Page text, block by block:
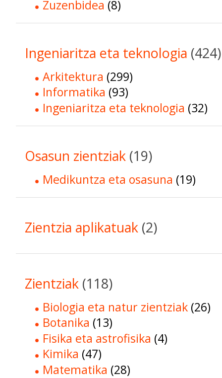
Zuzenbidea (8)
Ingeniaritza eta teknologia (424)
Arkitektura (299)
Informatika (93)
Ingeniaritza eta teknologia (32)
Osasun zientziak (19)
Medikuntza eta osasuna (19)
Zientzia aplikatuak (2)
Zientziak (118)
Biologia eta natur zientziak (26)
Botanika (13)
Fisika eta astrofisika (4)
Kimika (47)
Matematika (28)